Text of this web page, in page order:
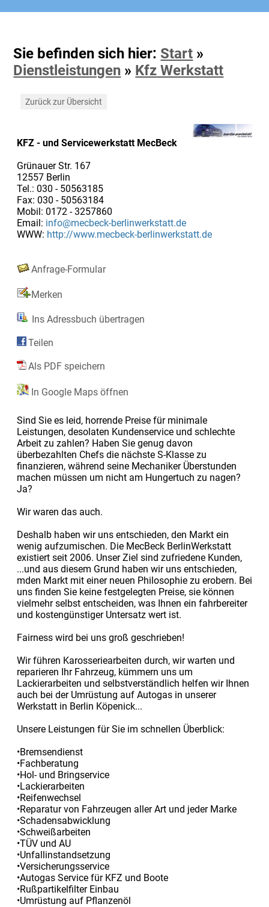
Sie befinden sich hier: Start »
Dienstleistungen » Kfz Werkstatt
Zurück zur Übersicht
KFZ - und Servicewerkstatt MecBeck
Grünauer Str. 167
12557 Berlin
Tel.: 030 - 50563185
Fax: 030 - 50563184
Mobil: 0172 - 3257860
Email: info@mecbeck-berlinwerkstatt.de
WWW: http://www.mecbeck-berlinwerkstatt.de
Anfrage-Formular
Merken
Ins Adressbuch übertragen
Teilen
Als PDF speichern
In Google Maps öffnen
Sind Sie es leid, horrende Preise für minimale
Leistungen, desolaten Kundenservice und schlechte
Arbeit zu zahlen? Haben Sie genug davon
überbezahlten Chefs die nächste S-Klasse zu
finanzieren, während seine Mechaniker Überstunden
machen müssen um nicht am Hungertuch zu nagen?
Ja?
Wir waren das auch.
Deshalb haben wir uns entschieden, den Markt ein
wenig aufzumischen. Die MecBeck BerlinWerkstatt
existiert seit 2006. Unser Ziel sind zufriedene Kunden,
...und aus diesem Grund haben wir uns entschieden,
mden Markt mit einer neuen Philosophie zu erobern. Bei
uns finden Sie keine festgelegten Preise, sie können
vielmehr selbst entscheiden, was Ihnen ein fahrbereiter
und kostengünstiger Untersatz wert ist.
Fairness wird bei uns groß geschrieben!
Wir führen Karosseriearbeiten durch, wir warten und
reparieren Ihr Fahrzeug, kümmern uns um
Lackierarbeiten und selbstverständlich helfen wir Ihnen
auch bei der Umrüstung auf Autogas in unserer
Werkstatt in Berlin Köpenick...
Unsere Leistungen für Sie im schnellen Überblick:
•Bremsendienst
•Fachberatung
•Hol- und Bringservice
•Lackierarbeiten
•Reifenwechsel
•Reparatur von Fahrzeugen aller Art und jeder Marke
•Schadensabwicklung
•Schweißarbeiten
•TÜV und AU
•Unfallinstandsetzung
•Versicherungsservice
•Autogas Service für KFZ und Boote
•Rußpartikelfilter Einbau
•Umrüstung auf Pflanzenöl